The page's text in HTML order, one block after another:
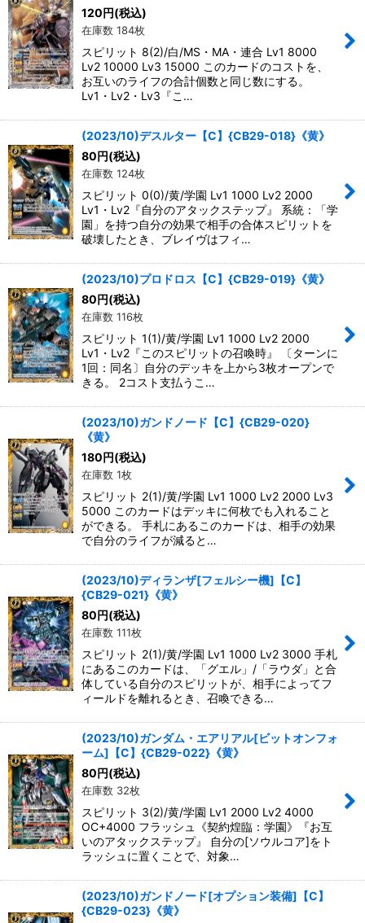
120円(税込)
在庫数 184枚
スピリット 8(2)/白/MS・MA・連合 Lv1 8000
Lv2 10000 Lv3 15000 このカードのコストを、
お互いのライフの合計個数と同じ数にする。
Lv1・Lv2・Lv3『こ…
(2023/10)デスルター【C】{CB29-018}《黄》
80円(税込)
在庫数 124枚
スピリット 0(0)/黄/学園 Lv1 1000 Lv2 2000
Lv1・Lv2『自分のアタックステップ』 系統：「学
園」を持つ自分の効果で相手の合体スピリットを
破壊したとき、ブレイヴはフィ…
(2023/10)プロドロス【C】{CB29-019}《黄》
80円(税込)
在庫数 116枚
スピリット 1(1)/黄/学園 Lv1 1000 Lv2 2000
Lv1・Lv2『このスピリットの召喚時』 〔ターンに
1回：同名〕自分のデッキを上から3枚オープンで
きる。 2コスト支払うこ…
(2023/10)ガンドノード【C】{CB29-020}
《黄》
180円(税込)
在庫数 1枚
スピリット 2(1)/黄/学園 Lv1 1000 Lv2 2000 Lv3
5000 このカードはデッキに何枚でも入れること
ができる。 手札にあるこのカードは、相手の効果
で自分のライフが減ると…
(2023/10)ディランザ[フェルシー機]【C】
{CB29-021}《黄》
80円(税込)
在庫数 111枚
スピリット 2(1)/黄/学園 Lv1 1000 Lv2 3000 手札
にあるこのカードは、「グエル」/「ラウダ」と合
体している自分のスピリットが、相手によってフ
ィールドを離れるとき、召喚できる…
(2023/10)ガンダム・エアリアル[ビットオンフォ
ーム]【C】{CB29-022}《黄》
80円(税込)
在庫数 32枚
スピリット 3(2)/黄/学園 Lv1 2000 Lv2 4000
OC+4000 フラッシュ《契約煌臨：学園》『お互
いのアタックステップ』 自分の[ソウルコア]をト
ラッシュに置くことで、対象…
(2023/10)ガンドノード[オプション装備]【C】
{CB29-023}《黄》